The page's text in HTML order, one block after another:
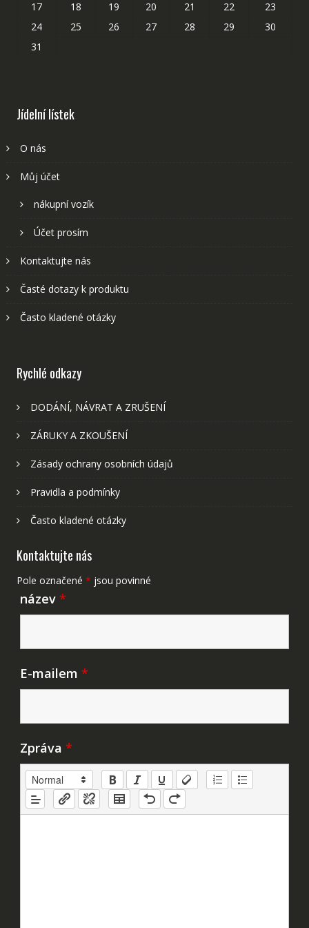
17
18 19 20 21 22
23
24
25 26 27 28 29
30
31
Jídelní lístek
O nás
Můj účet
nákupní vozík
Účet prosím
Kontaktujte nás
Časté dotazy k produktu
Často kladené otázky
Rychlé odkazy
DODÁNÍ, NÁVRAT A ZRUŠENÍ
ZÁRUKY A ZKOUŠENÍ
Zásady ochrany osobních údajů
Pravidla a podmínky
Často kladené otázky
Kontaktujte nás
Pole označené * jsou povinné
název *
E-mailem *
Zpráva *